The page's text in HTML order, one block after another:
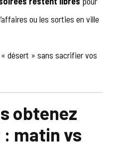
ou les sorties en ville
désert » sans sacrifier vos
obtenez
matin vs